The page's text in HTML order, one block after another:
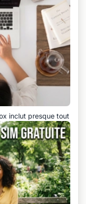
inclut presque tout